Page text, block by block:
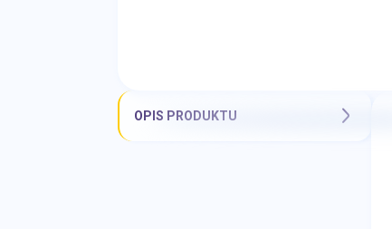
OPIS PRODUKTU